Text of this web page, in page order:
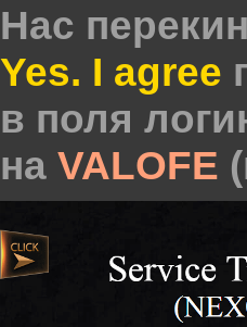
Нас
Yes. I agree
в поля
на VALOFE